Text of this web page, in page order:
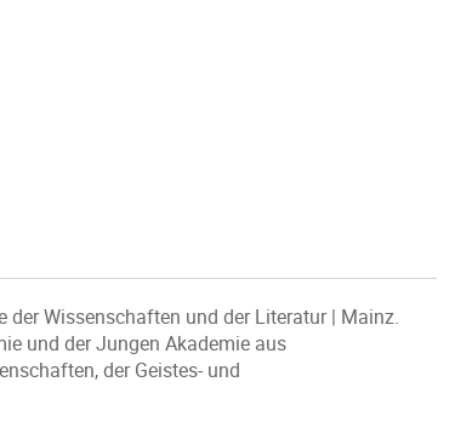
der Wissenschaften und der Literatur | Mainz.
und der Jungen Akademie aus
der Geistes- und